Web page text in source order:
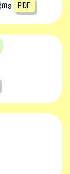
PDF